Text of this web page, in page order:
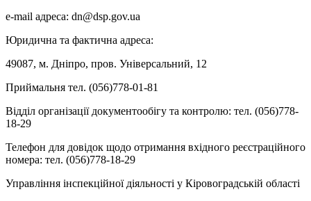
e-mail адреса: dn@dsp.gov.ua
Юридична та фактична адреса:
49087, м. Дніпро, пров. Універсальний, 12
Приймальня тел. (056)778-01-81
Відділ організації документообігу та контролю: тел. (056)778-
18-29
Телефон для довідок щодо отримання вхідного реєстраційного
номера: тел. (056)778-18-29
Управління інспекційної діяльності у Кіровоградській області